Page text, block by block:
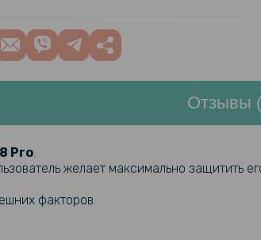
Ремешок Silicone Magnetic для смарт-часов
Xiaomi Smart Band 8 Pro
Защитный силиконовый чехол для смарт
часов Xiaomi Mi Band 8 Pro
Xiaomi Mi Band 8 Pro
Отзывы
Pro
желает максимально защитить
факторов.